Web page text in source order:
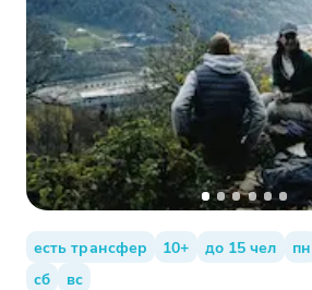
есть трансфер 10+ до 15 чел пн
сб
вс